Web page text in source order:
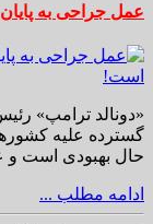
عمل جراحی به
«دونالد ترامپ»
گسترده علیه
حال بهبودی است و
ادامه مطلب ...